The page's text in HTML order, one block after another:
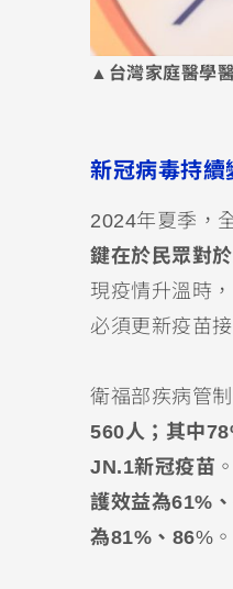
▲台灣家庭醫學
新冠病毒持
2024年夏季，
鍵在於民眾對
現疫情升溫時
必須更新疫苗
衛福部疾病管
560人；其中
JN.1新冠疫苗
護效益為61%
為81%、86%。